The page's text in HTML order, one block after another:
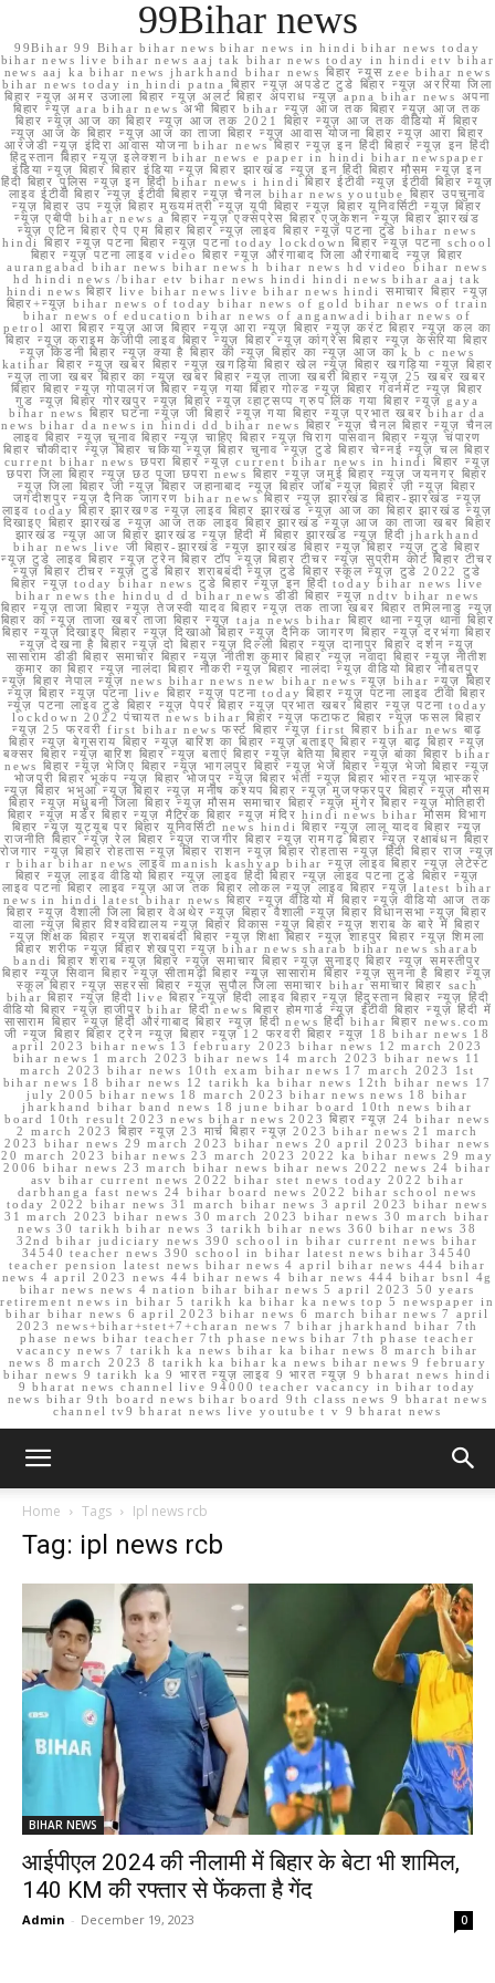
99Bihar news
99Bihar 99 Bihar bihar news bihar news in hindi bihar news today
bihar news live bihar news aaj tak bihar news today in hindi etv bihar
news aaj ka bihar news jharkhand bihar news बिहार न्यूस zee bihar news
bihar news today in hindi patna बिहार न्यूज़ अपडेट टुडे बिहार न्यूज़ अररिया जिला
बिहार न्यूज़ अमर उजाला बिहार न्यूज़ अलर्ट बिहार अपराध न्यूज़ apna bihar news अपना
बिहार न्यूज़ ara bihar news अभी बिहार bihar न्यूज़ आज तक बिहार न्यूज़ आज तक
बिहार न्यूज़ आज का बिहार न्यूज़ आज तक 2021 बिहार न्यूज़ आज तक वीडियो में बिहार
न्यूज़ आज के बिहार न्यूज़ आज का ताजा बिहार न्यूज़ आवास योजना बिहार न्यूज़ आरा बिहार
आरजेडी न्यूज़ इंदिरा आवास योजना bihar news बिहार न्यूज़ इन हिंदी बिहार न्यूज़ इन हिंदी
हिंदुस्तान बिहार न्यूज़ इलेक्शन bihar news e paper in hindi bihar newspaper
इंडिया न्यूज़ बिहार बिहार इंडिया न्यूज़ बिहार झारखंड न्यूज़ इन हिंदी बिहार मौसम न्यूज़ इन
हिंदी बिहार पुलिस न्यूज़ इन हिंदी bihar news i hindi बिहार ईटीवी न्यूज़ ईटीवी बिहार न्यूज़
लाइव ईटीवी बिहार न्यूज़ ईटीवी बिहार न्यूज़ चैनल bihar news youtube बिहार उपचुनाव
न्यूज़ बिहार उप न्यूज़ बिहार मुख्यमंत्री न्यूज़ यूपी बिहार न्यूज़ बिहार यूनिवर्सिटी न्यूज़ बिहार
न्यूज़ एबीपी bihar news a बिहार न्यूज़ एक्सप्रेस बिहार एजुकेशन न्यूज़ बिहार झारखंड
न्यूज़ एटिन बिहार ऐप एम बिहार बिहार न्यूज़ लाइव बिहार न्यूज़ पटना टुडे bihar news
hindi बिहार न्यूज़ पटना बिहार न्यूज़ पटना today lockdown बिहार न्यूज़ पटना school
बिहार न्यूज़ पटना लाइव video बिहार न्यूज़ औरंगाबाद जिला औरंगाबाद न्यूज़ बिहार
aurangabad bihar news bihar news h bihar news hd video bihar news
hd hindi news /bihar etv bihar news hindi hindi news bihar aaj tak
hindi news बिहार live bihar news live bihar news hindi समाचार बिहार न्यूज़
बिहार+न्यूज़ bihar news of today bihar news of gold bihar news of train
bihar news of education bihar news of anganwadi bihar news of
petrol आरा बिहार न्यूज़ आज बिहार न्यूज़ आरा न्यूज़ बिहार न्यूज़ करंट बिहार न्यूज़ कल का
बिहार न्यूज़ क्राइम केजीपी लाइव बिहार न्यूज़ बिहार न्यूज़ कांग्रेस बिहार न्यूज़ केसरिया बिहार
न्यूज़ किडनी बिहार न्यूज़ क्या है बिहार की न्यूज़ बिहार का न्यूज़ आज का k b c news
katihar बिहार न्यूज़ खबर बिहार न्यूज़ खगड़िया बिहार खेल न्यूज़ बिहार खगड़िया न्यूज़ बिहार
न्यूज़ ताजा खबर बिहार का न्यूज़ खबर बिहार न्यूज़ ताजा खबरी बिहार न्यूज़ 25 खबर खबर
बिहार बिहार न्यूज़ गोपालगंज बिहार न्यूज़ गया बिहार गोल्ड न्यूज़ बिहार गवर्नमेंट न्यूज़ बिहार
गुड न्यूज़ बिहार गोरखपुर न्यूज़ बिहार न्यूज़ व्हाट्सप्प ग्रुप लिंक गया बिहार न्यूज़ gaya
bihar news बिहार घटना न्यूज़ जी बिहार न्यूज़ गया बिहार न्यूज़ प्रभात खबर bihar da
news bihar da news in hindi dd bihar news बिहार न्यूज़ चैनल बिहार न्यूज़ चैनल
लाइव बिहार न्यूज़ चुनाव बिहार न्यूज़ चाहिए बिहार न्यूज़ चिराग पासवान बिहार न्यूज़ चंपारण
बिहार चौकीदार न्यूज़ बिहार चकिया न्यूज़ बिहार चुनाव न्यूज़ टुडे बिहार चेन्नई न्यूज़ चल बिहार
current bihar news छपरा बिहार न्यूज़ current bihar news in hindi बिहार न्यूज़
छपरा जिला बिहार न्यूज़ छठ पूजा छपरा news बिहार न्यूज़ जमुई बिहार न्यूज़ जयनगर बिहार
न्यूज़ जिला बिहार जी न्यूज़ बिहार जहानाबाद न्यूज़ बिहार जॉब न्यूज़ बिहार ज़ी न्यूज़ बिहार
जगदीशपुर न्यूज़ दैनिक जागरण bihar news बिहार न्यूज़ झारखंड बिहार-झारखंड न्यूज़
लाइव today बिहार झारखण्ड न्यूज़ लाइव बिहार झारखंड न्यूज़ आज का बिहार झारखंड न्यूज़
दिखाइए बिहार झारखंड न्यूज़ आज तक लाइव बिहार झारखंड न्यूज़ आज का ताजा खबर बिहार
झारखंड न्यूज़ आज बिहार झारखंड न्यूज़ हिंदी में बिहार झारखंड न्यूज़ हिंदी jharkhand
bihar news live जी बिहार-झारखंड न्यूज़ झारखंड बिहार न्यूज़ बिहार न्यूज़ टुडे बिहार
न्यूज़ टुडे लाइव बिहार न्यूज़ ट्रेन बिहार टॉप न्यूज़ बिहार टीचर न्यूज़ सुप्रीम कोर्ट बिहार टीचर
न्यूज़ बिहार टीचर न्यूज़ टुडे बिहार शराबबंदी न्यूज़ टुडे बिहार स्कूल न्यूज़ टुडे 2022 टुडे
बिहार न्यूज़ today bihar news टुडे बिहार न्यूज़ इन हिंदी today bihar news live
bihar news the hindu d d bihar news डीडी बिहार न्यूज़ ndtv bihar news
बिहार न्यूज़ ताजा बिहार न्यूज़ तेजस्वी यादव बिहार न्यूज़ तक ताजा खबर बिहार तमिलनाडु न्यूज़
बिहार का न्यूज़ ताजा खबर ताजा बिहार न्यूज़ taja news bihar बिहार थाना न्यूज़ थाना बिहार
बिहार न्यूज़ दिखाइए बिहार न्यूज़ दिखाओ बिहार न्यूज़ दैनिक जागरण बिहार न्यूज़ दरभंगा बिहार
न्यूज़ देखना है बिहार न्यूज़ दो बिहार न्यूज़ दिल्ली बिहार न्यूज़ दानापुर बिहार दर्शन न्यूज़
सासाराम डीडी बिहार समाचार बिहार न्यूज़ नीतीश कुमार बिहार न्यूज़ नवादा बिहार न्यूज़ नीतीश
कुमार का बिहार न्यूज़ नालंदा बिहार नौकरी न्यूज़ बिहार नालंदा न्यूज़ वीडियो बिहार नौबतपुर
न्यूज़ बिहार नेपाल न्यूज़ news bihar news new bihar news न्यूज़ bihar न्यूज़ बिहार
न्यूज़ बिहार न्यूज़ पटना live बिहार न्यूज़ पटना today बिहार न्यूज़ पटना लाइव टीवी बिहार
न्यूज़ पटना लाइव टुडे बिहार न्यूज़ पेपर बिहार न्यूज़ प्रभात खबर बिहार न्यूज़ पटना today
lockdown 2022 पंचायत news bihar बिहार न्यूज़ फटाफट बिहार न्यूज़ फसल बिहार
न्यूज़ 25 फरवरी first bihar news फर्स्ट बिहार न्यूज़ first बिहार bihar news बाढ़
बिहार न्यूज़ बेगूसराय बिहार न्यूज़ बारिश का बिहार न्यूज़ बताइए बिहार न्यूज़ बाढ़ बिहार न्यूज़
बक्सर बिहार न्यूज़ बारिश बिहार न्यूज़ बताएं बिहार न्यूज़ बेतिया बिहार न्यूज़ बांका बिहार bihar
news बिहार न्यूज़ भेजिए बिहार न्यूज़ भागलपुर बिहार न्यूज़ भेजें बिहार न्यूज़ भेजो बिहार न्यूज़
भोजपुरी बिहार भूकंप न्यूज़ बिहार भोजपुर न्यूज़ बिहार भर्ती न्यूज़ बिहार भारत न्यूज़ भास्कर
न्यूज़ बिहार भभुआ न्यूज़ बिहार न्यूज़ मनीष कश्यप बिहार न्यूज़ मुजफ्फरपुर बिहार न्यूज़ मौसम
बिहार न्यूज़ मधुबनी जिला बिहार न्यूज़ मौसम समाचार बिहार न्यूज़ मुंगेर बिहार न्यूज़ मोतिहारी
बिहार न्यूज़ मर्डर बिहार न्यूज़ मैट्रिक बिहार न्यूज़ मंदिर hindi news bihar मौसम विभाग
बिहार न्यूज़ यूट्यूब पर बिहार यूनिवर्सिटी news hindi बिहार न्यूज़ लालू यादव बिहार न्यूज़
राजनीति बिहार न्यूज़ रेल बिहार न्यूज़ राजगीर बिहार न्यूज़ रामगढ़ बिहार न्यूज़ रक्षाबंधन बिहार
रोजगार न्यूज़ बिहार रोहतास न्यूज़ बिहार राशन न्यूज़ बिहार रोहतास न्यूज़ हिंदी बिहार राज न्यूज़
r bihar bihar news लाइव manish kashyap bihar न्यूज़ लाइव बिहार न्यूज़ लेटेस्ट
बिहार न्यूज़ लाइव वीडियो बिहार न्यूज़ लाइव हिंदी बिहार न्यूज़ लाइव पटना टुडे बिहार न्यूज़
लाइव पटना बिहार लाइव न्यूज़ आज तक बिहार लोकल न्यूज़ लाइव बिहार न्यूज़ latest bihar
news in hindi latest bihar news बिहार न्यूज़ वीडियो में बिहार न्यूज़ वीडियो आज तक
बिहार न्यूज़ वैशाली जिला बिहार वेअथेर न्यूज़ बिहार वैशाली न्यूज़ बिहार विधानसभा न्यूज़ बिहार
वाला न्यूज़ बिहार विश्वविद्यालय न्यूज़ बिहार विकास न्यूज़ बिहार न्यूज़ शराब के बारे में बिहार
न्यूज़ शिक्षक बिहार न्यूज़ शराबबंदी बिहार न्यूज़ शिक्षा बिहार न्यूज़ शाहपुर बिहार न्यूज़ शिमला
बिहार शरीफ न्यूज़ बिहार शेखपुरा न्यूज़ bihar news sharab bihar news sharab
bandi बिहार शराब न्यूज़ बिहार न्यूज़ समाचार बिहार न्यूज़ सुनाइए बिहार न्यूज़ समस्तीपुर
बिहार न्यूज़ सिवान बिहार न्यूज़ सीतामढ़ी बिहार न्यूज़ सासाराम बिहार न्यूज़ सुनना है बिहार न्यूज़
स्कूल बिहार न्यूज़ सहरसा बिहार न्यूज़ सुपौल जिला समाचार bihar समाचार बिहार sach
bihar बिहार न्यूज़ हिंदी live बिहार न्यूज़ हिंदी लाइव बिहार न्यूज़ हिंदुस्तान बिहार न्यूज़ हिंदी
वीडियो बिहार न्यूज़ हाजीपुर bihar हिंदी news बिहार होमगार्ड न्यूज़ ईटीवी बिहार न्यूज़ हिंदी में
सासाराम बिहार न्यूज़ हिंदी औरंगाबाद बिहार न्यूज़ हिंदी news हिंदी bihar बिहार news.com
जी न्यूज बिहार बिहार ट्रेन न्यूज़ बिहार न्यूज़ 12 फरवरी बिहार न्यूज़ 18 bihar news 18
april 2023 bihar news 13 february 2023 bihar news 12 march 2023
bihar news 1 march 2023 bihar news 14 march 2023 bihar news 11
march 2023 bihar news 10th exam bihar news 17 march 2023 1st
bihar news 18 bihar news 12 tarikh ka bihar news 12th bihar news 17
july 2005 bihar news 18 march 2023 bihar news news 18 bihar
jharkhand bihar band news 18 june bihar board 10th news bihar
board 10th result 2023 news bihar news 2023 बिहार न्यूज़ 24 bihar news
2 march 2023 बिहार न्यूज़ 23 मार्च बिहार न्यूज़ 2023 bihar news 21 march
2023 bihar news 29 march 2023 bihar news 20 april 2023 bihar news
20 march 2023 bihar news 23 march 2023 2022 ka bihar news 29 may
2006 bihar news 23 march bihar news bihar news 2022 news 24 bihar
asv bihar current news 2022 bihar stet news today 2022 bihar
darbhanga fast news 24 bihar board news 2022 bihar school news
today 2022 bihar news 31 march bihar news 3 april 2023 bihar news
31 march 2023 bihar news 30 march 2023 bihar news 30 march bihar
news 30 tarikh bihar news 3 tarikh bihar news 360 bihar news 38
32nd bihar judiciary news 390 school in bihar current news bihar
34540 teacher news 390 school in bihar latest news bihar 34540
teacher pension latest news bihar news 4 april bihar news 444 bihar
news 4 april 2023 news 44 bihar news 4 bihar news 444 bihar bsnl 4g
bihar news news 4 nation bihar bihar news 5 april 2023 50 years
retirement news in bihar 5 tarikh ka bihar ka news top 5 newspaper in
bihar bihar news 6 april 2023 bihar news 6 march bihar news 7 april
2023 news+bihar+stet+7+charan news 7 bihar jharkhand bihar 7th
phase news bihar teacher 7th phase news bihar 7th phase teacher
vacancy news 7 tarikh ka news bihar ka bihar news 8 march bihar
news 8 march 2023 8 tarikh ka bihar ka news bihar news 9 february
bihar news 9 tarikh ka 9 भारत न्यूज़ लाइव 9 भारत न्यूज़ 9 bharat news hindi
9 bharat news channel live 94000 teacher vacancy in bihar today
news bihar 9th board news bihar board 9th class news 9 bharat news
channel tv9 bharat news live youtube t v 9 bharat news
Home Tags Ipl news rcb
Tag: ipl news rcb
BIHAR NEWS
आईपीएल 2024 की नीलामी में बिहार के बेटा भी शामिल,
140 KM की रफ्तार से फेंकता है गेंद
Admin - December 19, 2023 0